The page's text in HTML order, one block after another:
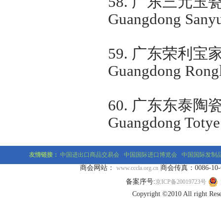
Guangdong
59. 广东荣利宝
Guangdong
60. 广东东泰陶
Guangdong
友情链接： 中国进出口商品交易会 中国国际进口博览会 中国国际发制
商会网站： www.cccla.org.cn 商会传真：0086-10-
备案序号:京ICP备20019723号
Copyright ©2010 All right